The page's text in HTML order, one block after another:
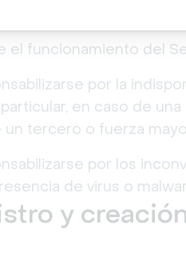
Servicio
el funcionamiento del
por la
particular, en caso de
tercero o fuerza
por los
de virus o
y